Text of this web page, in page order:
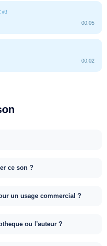
#1
00:05
00:02
ce son ?
un usage commercial ?
ou l'auteur ?